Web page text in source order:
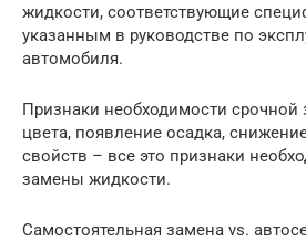
жидкости, соответствующие
указанным в руководстве по
автомобиля.
Признаки необходимости
цвета, появление осадка,
свойств – все это признаки
замены жидкости.
Самостоятельная замена vs.